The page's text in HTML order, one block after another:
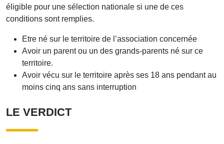
éligible pour une sélection nationale si une de ces
conditions sont remplies.
Etre né sur le territoire de l’association concernée
Avoir un parent ou un des grands-parents né sur ce
territoire.
Avoir vécu sur le territoire après ses 18 ans pendant au
moins cinq ans sans interruption
LE VERDICT